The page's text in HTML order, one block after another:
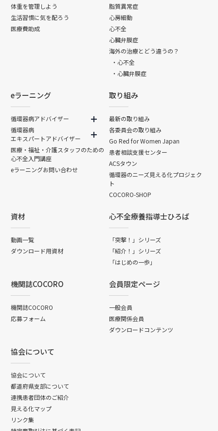
体重を管理しよう
生活習慣に気を配ろう
医療費助成
脂質異常症
心房細動
心不全
心臓弁膜症
海外の治療とどう違うの？
・心不全
・心臓弁膜症
eラーニング
循環器病アドバイザー
循環器病
エキスパートアドバイザー
医療・福祉・介護スタッフのための
心不全入門講座
eラーニングお問い合わせ
取り組み
最新の取り組み
各委員会の取り組み
Go Red for Women Japan
患者相談支援センター
ACSタウン
循環器のニーズ見える化プロジェク
ト
COCORO-SHOP
資材
動画一覧
ダウンロード用資材
心不全療養指導士ひろば
「突撃！」シリーズ
「紹介！」シリーズ
「はじめの一歩」
機関誌COCORO
機関誌COCORO
応募フォーム
会員限定ページ
一般会員
医療関係会員
ダウンロードコンテンツ
協会について
協会について
都道府県支部について
連携患者団体のご紹介
見える化マップ
リンク集